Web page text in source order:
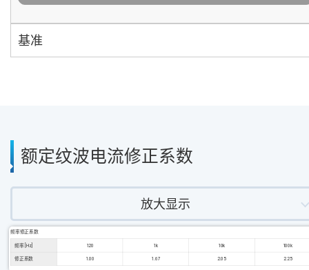
基准
额定纹波电流修正系数
放大显示
频率修正系数
频率 [Hz] 120 1k 10k 100k
修正系数 1.00 1.67 2.05 2.25